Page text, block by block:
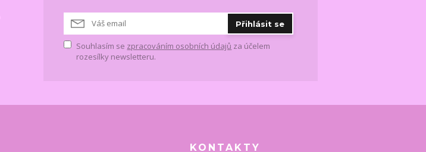
Přihlásit se
Souhlasím se zpracováním osobních údajů za účelem
rozesílky newsletteru.
KONTAKTY